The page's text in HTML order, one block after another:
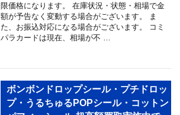
限価格になります。 在庫状況・状態・相場で金
額が予告なく変動する場合がございます。 ま
た、お振込対応になる場合がございます。 コミ
パラカードは現在、相場が不 …
ボンボンドロップシール・プチドロッ
プ・うるちゅるPOPシール・コットン